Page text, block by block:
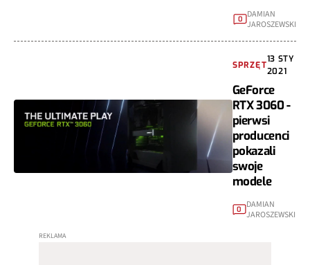
0
DAMIAN
JAROSZEWSKI
SPRZĘT
13 STY
2021
GeForce
RTX 3060 -
pierwsi
producenci
pokazali
swoje
modele
0 DAMIAN
JAROSZEWSKI